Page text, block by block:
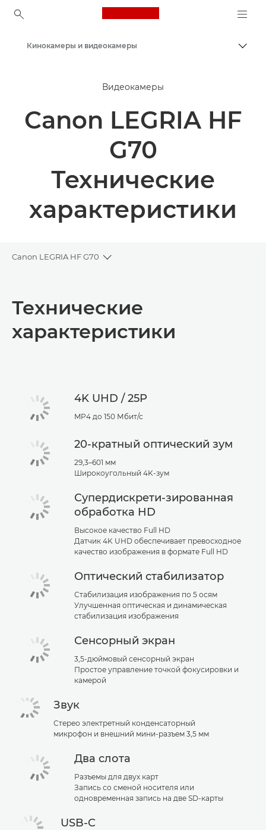
Canon Logo, back to
Кинокамеры и видеокамеры
Видеокамеры
Canon LEGRIA HF
G70
Технические
характеристики
Canon LEGRIA HF G70
Toggle breadcrumbs
Технические характеристики
Технические
характеристики
4K UHD / 25P
MP4 до 150 Мбит/с
20-кратный оптический зум
29,3–601 мм
Широкоугольный 4K-зум
Супердискрети-зированная
обработка HD
Высокое качество Full HD
Датчик 4K UHD обеспечивает превосходное
качество изображения в формате Full HD
Оптический стабилизатор
Стабилизация изображения по 5 осям
Улучшенная оптическая и динамическая
стабилизация изображения
Сенсорный экран
3,5-дюймовый сенсорный экран
Простое управление точкой фокусировки и
камерой
Звук
Стерео электретный конденсаторный
микрофон и внешний мини-разъем 3,5 мм
Два слота
Разъемы для двух карт
Запись со сменой носителя или
одновременная запись на две SD-карты
USB-C